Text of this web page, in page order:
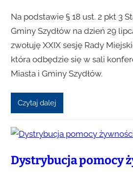
Na podstawie § 18 ust. 2 pkt 3
Gminy Szydłów na dzień 29
zwołuję XXIX sesję Rady
która odbędzie się w sali
Miasta i Gminy Szydłów.
Czytaj dalej
Dystrybucja pomocy